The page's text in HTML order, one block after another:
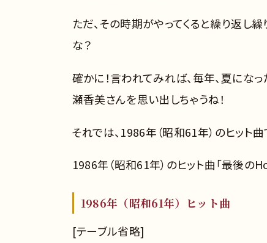
ただ、その時期がやってくると繰り返し
な？
確かに！言われてみれば、毎年、夏にな
瀬香美さんを思い出しちゃうね！
それでは、1986年（昭和61年）のヒット
1986年（昭和61年）のヒット曲「最後
1986年（昭和61年）ヒット曲
[テーブル省略]